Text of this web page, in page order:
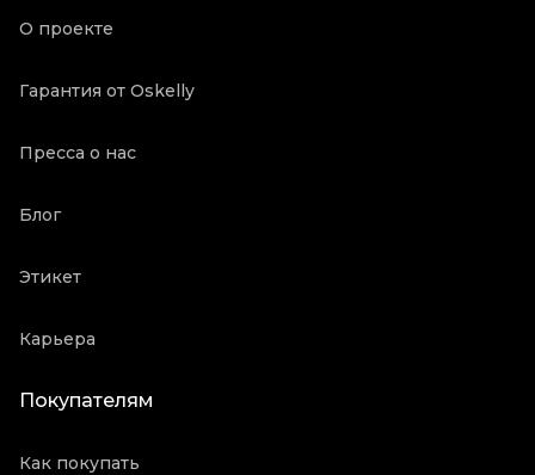
О проекте
Гарантия от Oskelly
Пресса о нас
Блог
Этикет
Карьера
Покупателям
Как покупать